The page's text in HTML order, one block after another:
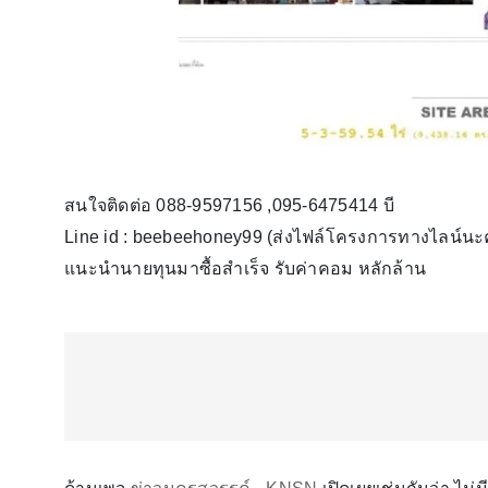
สนใจติดต่อ 088-9597156 ,095-6475414 บี
Line id : beebeehoney99 (ส่งไฟล์โครงการทางไลน์น
แนะนำนายทุนมาซื้อสำเร็จ รับค่าคอม หลักล้าน